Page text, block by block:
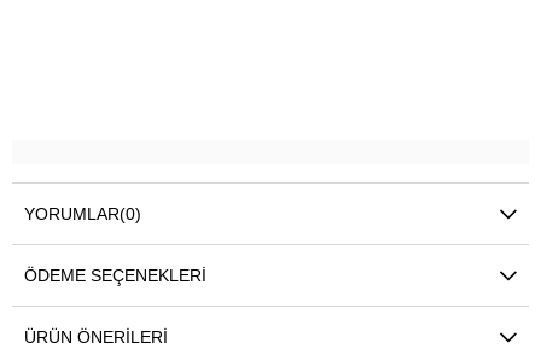
YORUMLAR(0)
ÖDEME SEÇENEKLERI
ÜRÜN ÖNERILERI